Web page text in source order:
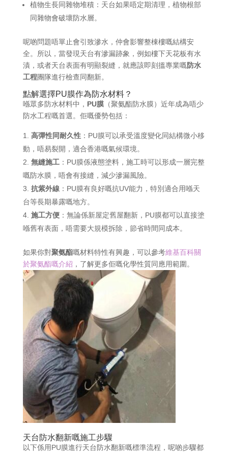
植物生長同雜物堆積：天台如果唔定期清理，植物根部
同雜物會破壞防水層。
呢啲問題唔單止會引致滲水，仲會影響整棟樓嘅結構安
全。所以，當發現天台有滲漏跡象，例如樓下天花板有水
漬，或者天台表面有明顯裂縫，就應該即刻搵專業嘅防水
工程團隊進行檢查同翻新。
點解選擇PU膜作為防水材料？
喺眾多防水材料中， PU膜（聚氨酯防水膜）近年成為唔少
防水工程嘅首選。佢嘅優勢包括：
高彈性同耐久性：PU膜可以承受溫度變化同結構微小移
動，唔易裂開，適合香港嘅氣候環境。
無縫施工：PU膜係液態塗料，施工時可以形成一層完整
嘅防水膜，唔會有接縫，減少滲漏風險。
抗紫外線 ：PU膜有良好嘅抗UV能力，特別適合用喺天
台等長期暴露嘅地方。
施工方便：無論係新屋定舊屋翻新，PU膜都可以直接塗
喺舊有表面，唔需要大規模拆除，節省時間同成本。
如果你對聚氨酯嘅材料特性有興趣，可以參考維基百科關
於聚氨酯嘅介紹 ，了解更多佢嘅化學性質同應用範圍。
天台防水翻新嘅施工步驟
以下係用PU膜進行天台防水翻新嘅標準流程，呢啲步驟都